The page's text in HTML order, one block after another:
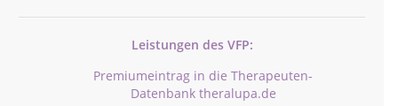
Leistungen des VFP:
Premiumeintrag in die Therapeuten-
Datenbank theralupa.de